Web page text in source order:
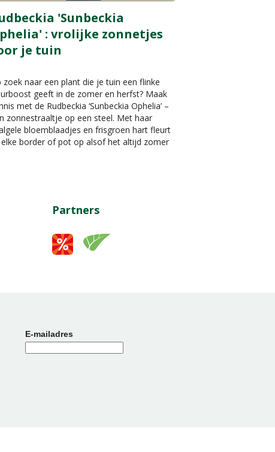
'Sunbeckia
: vrolijke zonnetjes
je tuin
zoek naar een plant die je tuin een flinke
geeft in de zomer en herfst? Maak
met de Rudbeckia ‘Sunbeckia Ophelia’ –
zonnestraaltje op een steel. Met haar
bloemblaadjes en frisgroen hart fleurt
elke border of pot op alsof het altijd zomer
Partners
E-mailadres